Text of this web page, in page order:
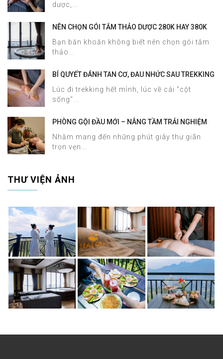
dược,...
NÊN CHỌN GÓI TẮM THẢO DƯỢC 280K HAY 380K
Bạn băn khoăn không biết nên chọn gói tắm
thảo...
BÍ QUYẾT ĐÁNH TAN CƠ, ĐAU NHỨC SAU TREKKING
MASSAGE
Lúc đi trekking hết mình, lúc về cái "cột
sống"...
PHÒNG GỘI ĐẦU MỚI – NÂNG TẦM TRẢI NGHIỆM
DƯỠNG SINH TẠI HALOSA SPA & MASSAGE
Nhằm mang đến những phút giây thư giãn
trọn vẹn...
THƯ VIỆN ẢNH